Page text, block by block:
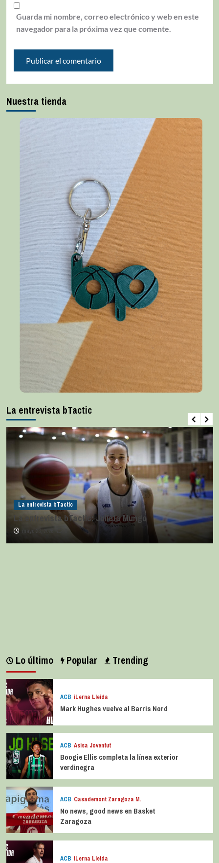
Guarda mi nombre, correo electrónico y web en este
navegador para la próxima vez que comente.
Nuestra tienda
La entrevista bTactic
La entrevista bTactic
La entrevista bTactic: Julieta Mungo
mayo 28, 2026
Lo último Popular Trending
ACB iLerna Lleida
Mark Hughes vuelve al Barris Nord
ACB Asisa Joventut
Boogie Ellis completa la línea exterior
verdinegra
ACB Casademont Zaragoza M.
No news, good news en Basket
Zaragoza
ACB iLerna Lleida